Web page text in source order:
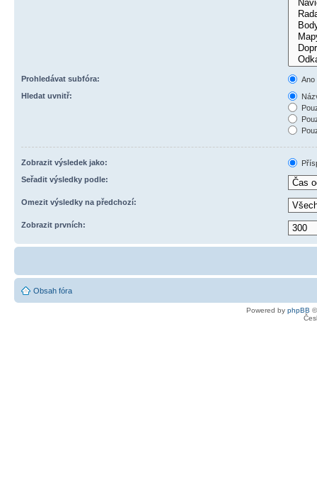
Prohledávat subfóra:
Ano
Hledat uvnitř:
Zobrazit výsledek jako:
Seřadit výsledky podle:
Omezit výsledky na předchozí:
Zobrazit prvních:
Obsah fóra
Powered by phpBB